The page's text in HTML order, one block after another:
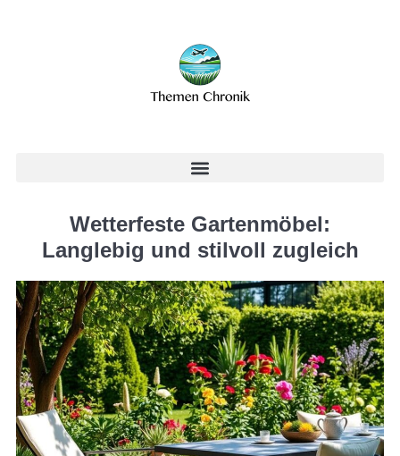
Wetterfeste Gartenmöbel:
Langlebig und stilvoll zugleich